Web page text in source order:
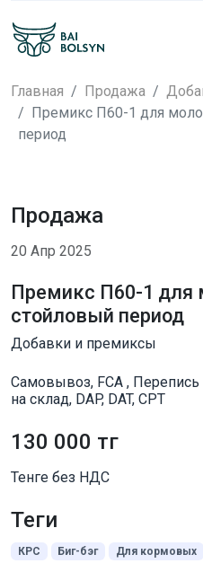
Главная Продажа
Премикс П60-1 для
период
Продажа
20 Апр 2025
Премикс П60-1 для
стойловый период
Добавки и премиксы
Самовывоз, FCA , Перепись
на склад, DAP, DAT, CPT
130 000 тг
Тенге без НДС
Теги
КРС Биг-бэг Для кормовых